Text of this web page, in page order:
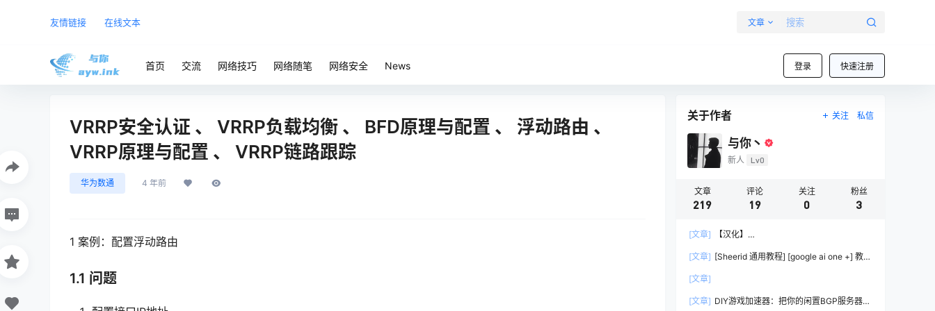
友情链接 在线文本 文章
登录 快速注册
首页 交流 网络技巧 网络随笔 网络安全 News
VRRP安全认证 、 VRRP负载均衡 、 BFD原理与配置 、 浮动路由 、
VRRP原理与配置 、 VRRP链路跟踪
华为数通 4 年前
1 案例：配置浮动路由
1.1 问题
关于作者 关注 私信
与你丶
新人 Lv0
文章
219
评论
19
关注
0
粉丝
3
[文章]
【汉化】
– 开源 AI 助手部署教程
[文章] [Sheerid 通用教程] [google ai one +] 教你
[文章]
[文章] DIY游戏加速器：把你的闲置BGP服务器变